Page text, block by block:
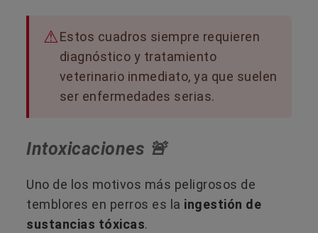
Estos cuadros siempre requieren
diagnóstico y tratamiento
veterinario inmediato, ya que suelen
ser enfermedades serias.
Intoxicaciones 🚨
Uno de los motivos más peligrosos de
temblores en perros es la ingestión de
sustancias tóxicas.